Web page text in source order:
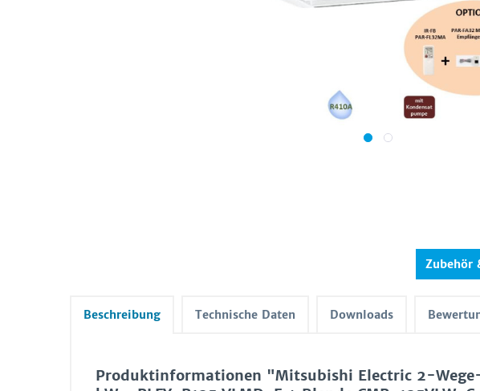
Zubehör
Beschreibung Technische Daten Downloads
Produktinformationen "Mitsubishi Electric 2-